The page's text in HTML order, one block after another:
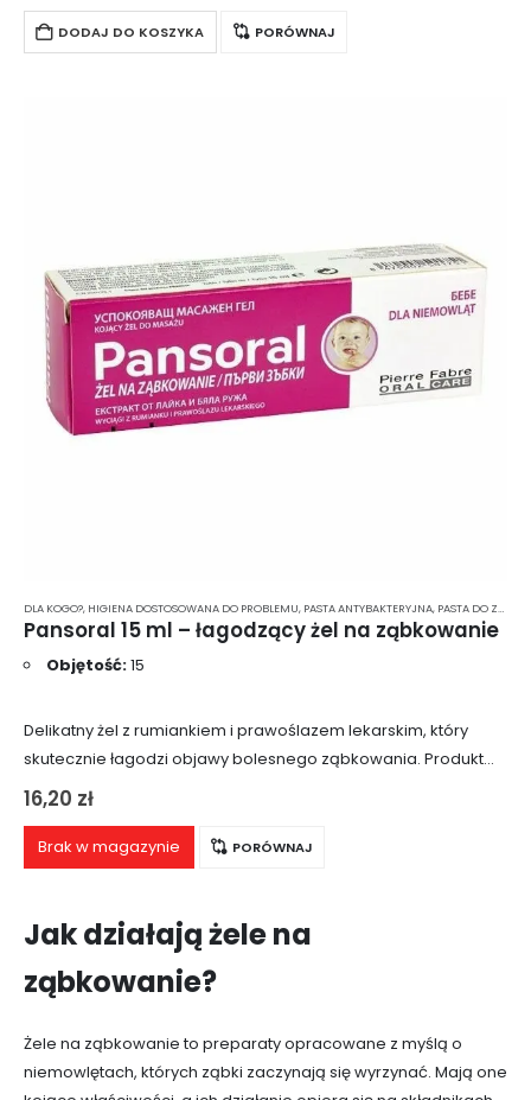
DODAJ DO KOSZYKA PORÓWNAJ
DLA KOGO?, HIGIENA DOSTOSOWANA DO PROBLEMU, PASTA ANTYBAKTERYJNA, PASTA DO ZĘBÓW DLA 2-LATKA
Pansoral 15 ml – łagodzący żel na ząbkowanie
Objętość:15
Delikatny żel z rumiankiem i prawoślazem lekarskim, który
skutecznie łagodzi objawy bolesnego ząbkowania. Produkt
można stosować tak często, jak jest to potrzebne. Po
16,20 zł
Brak w magazynie PORÓWNAJ
Jak działają żele na
ząbkowanie?
Żele na ząbkowanie to preparaty opracowane z myślą o
niemowlętach, których ząbki zaczynają się wyrzynać. Mają one